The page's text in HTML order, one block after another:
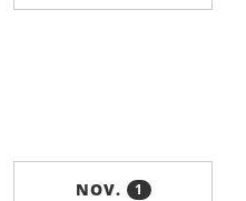
NOV. 1